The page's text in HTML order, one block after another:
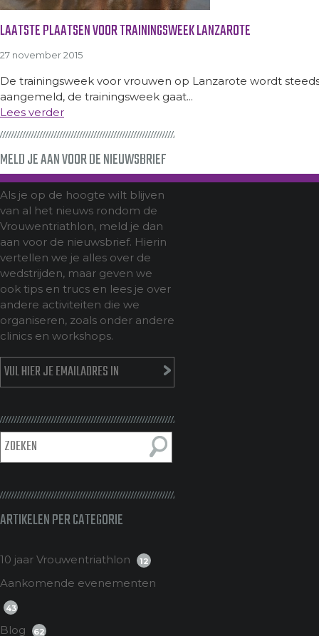
LAATSTE PLAATSEN VOOR TRAININGSWEEK LANZAROTE
27 november 2015
De trainingsweek voor vrouwen op Lanzarote wordt
aangemeld, de trainingsweek gaat...
Lees verder
MELD JE AAN VOOR DE NIEUWSBRIEF
Als je op de hoogte wilt blijven
van al het nieuws rondom de
Vrouwentriathlon, meld je dan
aan voor de nieuwsbrief. Hierin
vertellen we je alles over de
wedstrijden, maar geven we
ook tips en trucs en lees je over
andere activiteiten die we
organiseren, zoals onder andere
clinics en workshops.
ARTIKELEN PER CATEGORIE
10 jaar Vrouwentriathlon 12
Aankomende evenementen
43
Blog 62